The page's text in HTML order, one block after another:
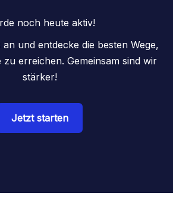
noch heute aktiv!
und entdecke die besten Wege,
zu erreichen. Gemeinsam sind wir
stärker!
Jetzt starten